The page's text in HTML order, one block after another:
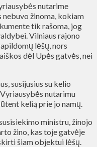
nutarime
žinoma, kokiam
tik rašoma, jog
Vilniaus rajono
lėšų, nors
dėl Upės gatvės, nei
susijusius su kelio
nutarimu
kelią prie jo namų.
ministru, žinojo
žino, kas toje gatvėje
šiam objektui lėšų.